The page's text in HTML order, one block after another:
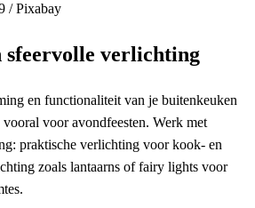
/ Pixabay
sfeervolle verlichting
en functionaliteit van je buitenkeuken
voor avondfeesten. Werk met
praktische verlichting voor kook- en
zoals lantaarns of fairy lights voor